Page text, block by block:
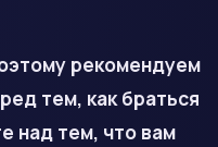
рекомендуем
тем, как браться
над тем, что вам